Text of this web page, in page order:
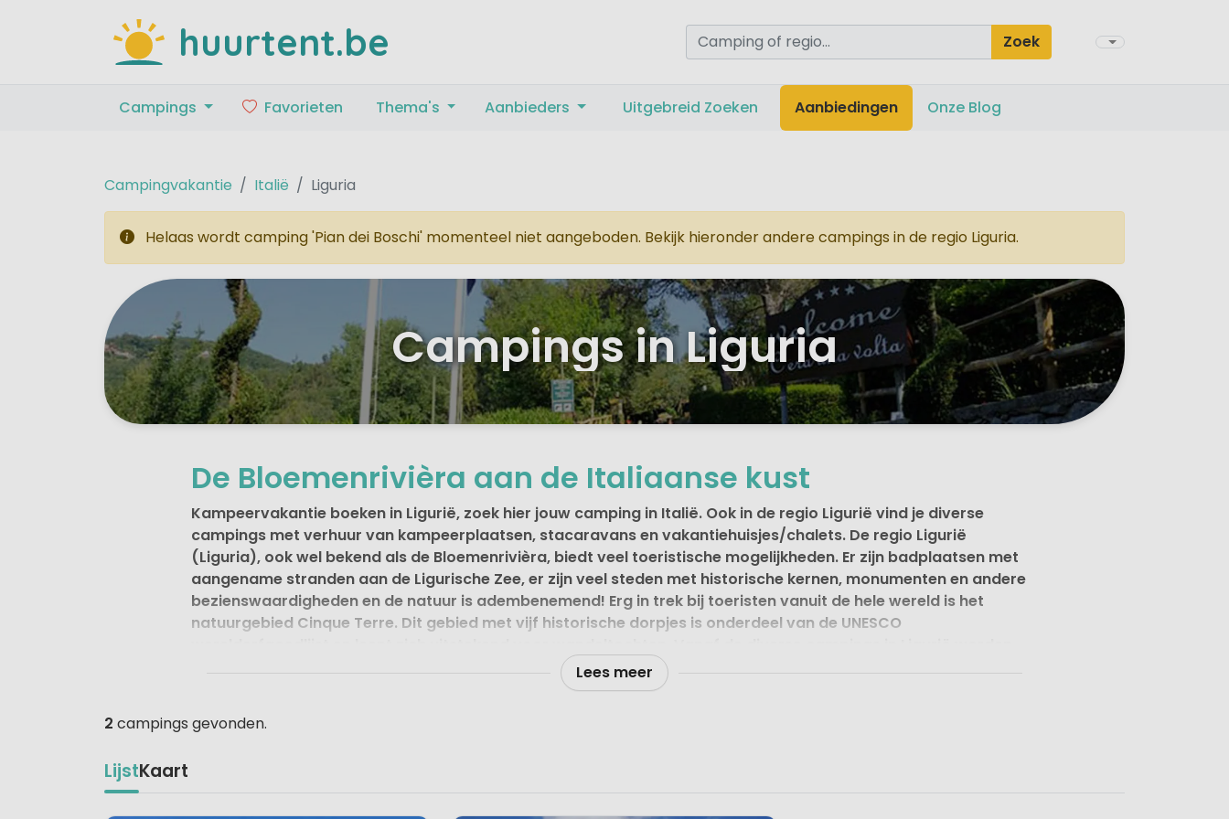
huurtent.be Zoek
Campings Favorieten Thema's Aanbieders Uitgebreid Zoeken Aanbiedingen Onze Blog
Campingvakantie Italië Liguria
Helaas wordt camping 'Pian dei Boschi' momenteel niet aangeboden. Bekijk hieronder andere campings in de regio Liguria.
Campings in Liguria
De Bloemenrivièra aan de Italiaanse kust
Kampeervakantie boeken in Ligurië, zoek hier jouw camping in Italië. Ook in de regio Ligurië vind je diverse
campings met verhuur van kampeerplaatsen, stacaravans en vakantiehuisjes/chalets. De regio Ligurië
(Liguria), ook wel bekend als de Bloemenrivièra, biedt veel toeristische mogelijkheden. Er zijn badplaatsen met
aangename stranden aan de Ligurische Zee, er zijn veel steden met historische kernen, monumenten en andere
bezienswaardigheden en de natuur is adembenemend! Erg in trek bij toeristen vanuit de hele wereld is het
natuurgebied Cinque Terre. Dit gebied met vijf historische dorpjes is onderdeel van de UNESCO
tussen de Apennijnen en de Mar Ligure, deze kust begint bij de Frans-Italiaanse grens en ongeveer bij La Spezia eindigt
Lees meer
2 campings gevonden.
LijstKaart